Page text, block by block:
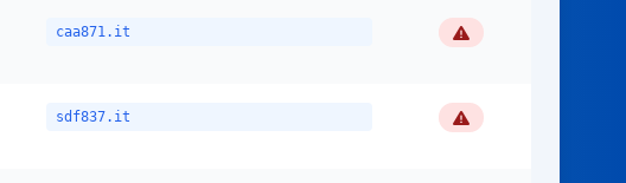
caa871.it Flagged
sdf837.it Flagged